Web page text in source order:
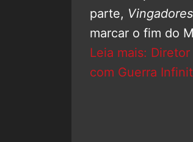
parte,
marcar o fim do
Leia mais:
com Guerra